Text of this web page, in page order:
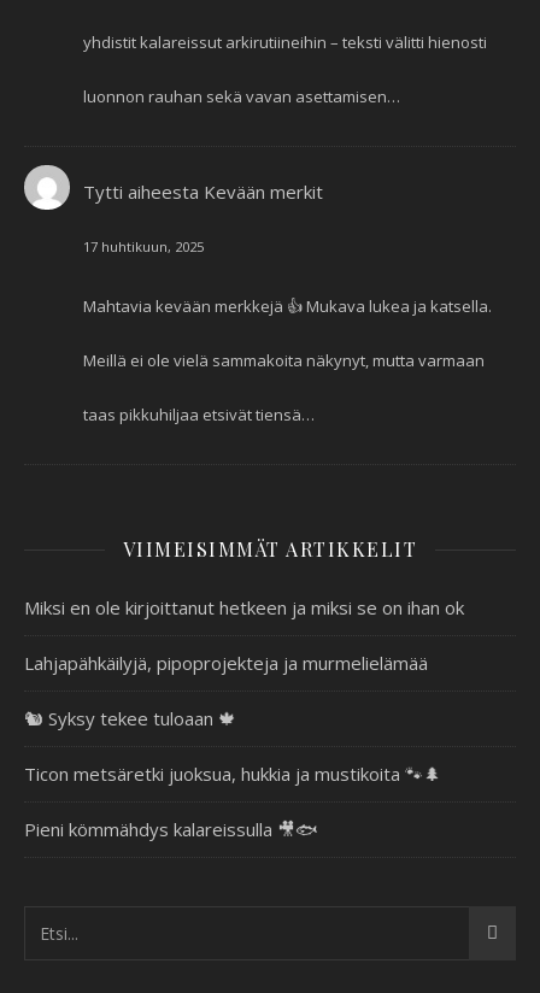
yhdistit kalareissut arkirutiineihin – teksti välitti hienosti
luonnon rauhan sekä vavan asettamisen…
Tytti aiheesta Kevään merkit
17 huhtikuun, 2025
Mahtavia kevään merkkejä 👍 Mukava lukea ja katsella.
Meillä ei ole vielä sammakoita näkynyt, mutta varmaan
taas pikkuhiljaa etsivät tiensä…
VIIMEISIMMÄT ARTIKKELIT
Miksi en ole kirjoittanut hetkeen ja miksi se on ihan ok
Lahjapähkäilyjä, pipoprojekteja ja murmelielämää
🐿️ Syksy tekee tuloaan 🍁
Ticon metsäretki juoksua, hukkia ja mustikoita 🐾🌲
Pieni kömmähdys kalareissulla 🎥🐟